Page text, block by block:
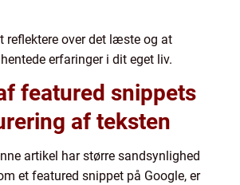
reflektere over det læste og at
erfaringer i dit eget liv.
featured snippets
af teksten
artikel har større sandsynlighed
et featured snippet på Google, er